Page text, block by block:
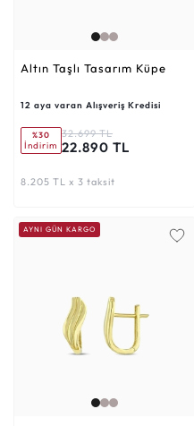
Altın Taşlı Tasarım Küpe
12 aya varan Alışveriş Kredisi
%30
İndirim
32.699 TL
22.890 TL
8.205 TL x 3 taksit
AYNI GÜN KARGO